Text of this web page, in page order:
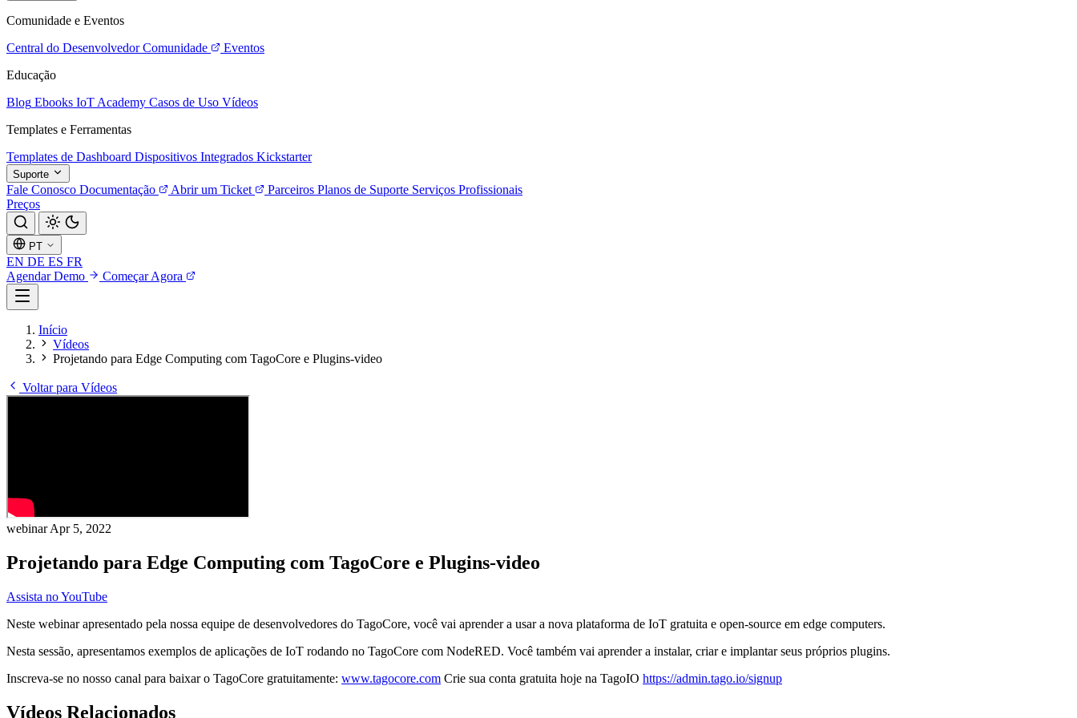
Comunidade e Eventos
Central do Desenvolvedor Comunidade
Eventos
Educação
Blog Ebooks IoT Academy Casos de Uso Vídeos
Templates e Ferramentas
Templates de Dashboard Dispositivos Integrados Kickstarter
Suporte
Fale Conosco Documentação Abrir um Ticket Parceiros Planos de Suporte Serviços Profissionais
Preços
PT
EN DE ES FR
Agendar Demo
Começar Agora
Início
Vídeos
Projetando para Edge Computing com TagoCore e Plugins-video
Voltar para Vídeos
webinarApr 5, 2022
Projetando para Edge Computing com TagoCore e Plugins-video
Assista no YouTube
Neste webinar apresentado pela nossa equipe de desenvolvedores do TagoCore, você vai aprender a usar a nova plataforma de IoT gratuita e open-source em edge computers.
Nesta sessão, apresentamos exemplos de aplicações de IoT rodando no TagoCore com NodeRED. Você também vai aprender a instalar, criar e implantar seus próprios plugins.
Inscreva-se no nosso canal para baixar o TagoCore gratuitamente: www.tagocore.com Crie sua conta gratuita hoje na TagoIO https://admin.tago.io/signup
Vídeos Relacionados